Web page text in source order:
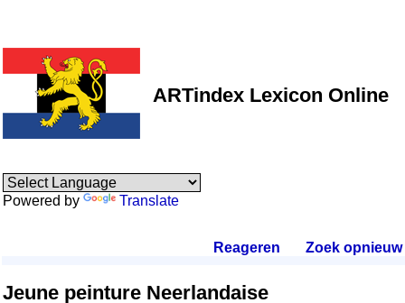
ARTindex Lexicon Online
Powered by Translate
Reageren Zoek opnieuw.
Jeune peinture Neerlandaise